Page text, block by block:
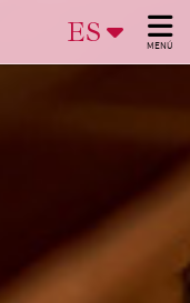
ES MENÚ